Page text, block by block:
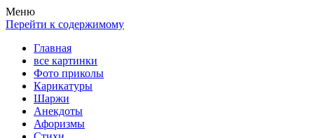
Весела хата — прикольные картинки, смешные истории,
клипы!
Покажем всем ваши фото приколы, карикатуры, шаржи, стихи,
рассказы, видео и песни!
Меню
Перейти к содержимому
Главная
все картинки
Фото приколы
Карикатуры
Шаржи
Анекдоты
Афоризмы